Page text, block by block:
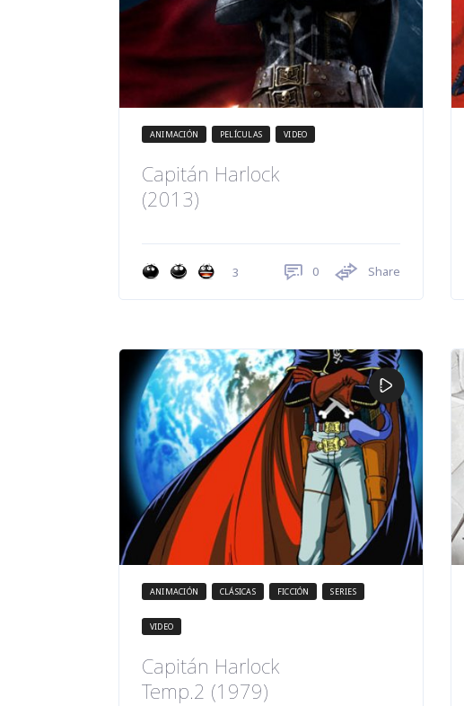
ANIMACIÓN PELÍCULAS VIDEO
Capitán Harlock
(2013)
3 0 Share
ANIMACIÓN CLÁSICAS FICCIÓN SERIES
VIDEO
Capitán Harlock
Temp.2 (1979)